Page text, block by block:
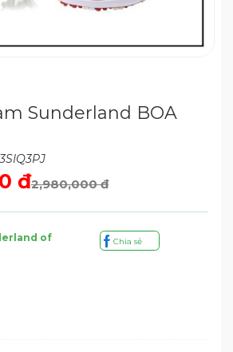
Sunderland BOA
đ2,980,000 đ
of
Chia sẻ